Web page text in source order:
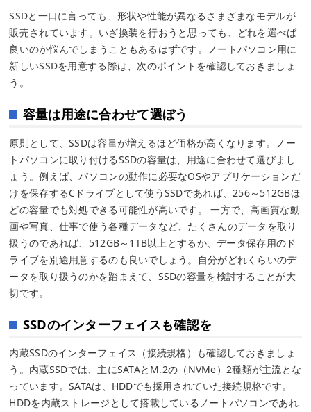
SSDと一口に言っても、形状や性能が異なるさまざまなモデルが
販売されています。いざ換装を行おうと思っても、どれを選べば
良いのか悩んでしまうこともあるはずです。ノートパソコン用に
新しいSSDを用意する際は、次のポイントを確認しておきましょ
う。
容量は用途に合わせて選ぼう
原則として、SSDは容量が増えるほど価格が高くなります。ノー
トパソコンに取り付けるSSDの容量は、用途に合わせて選びまし
ょう。例えば、パソコンの動作に必要なOSやアプリケーションだ
けを保存するCドライブとして使うSSDであれば、256～512GBほ
どの容量でも対処できる可能性が高いです。 一方で、高画質な動
画や写真、仕事で使う各種データなど、たくさんのデータを取り
扱うのであれば、512GB～1TB以上とするか、データ保存用のド
ライブを別途用意するのも良いでしょう。自分がどれくらいのデ
ータを取り扱うのかを踏まえて、SSDの容量を検討することが大
切です。
SSDのインターフェイスも確認を
内蔵SSDのインターフェイス（接続規格）も確認しておきましょ
う。内蔵SSDでは、主にSATAとM.2の（NVMe）2種類が主流とな
っています。SATAは、HDDでも採用されていた接続規格です。
HDDを内蔵ストレージとして搭載しているノートパソコンであれ